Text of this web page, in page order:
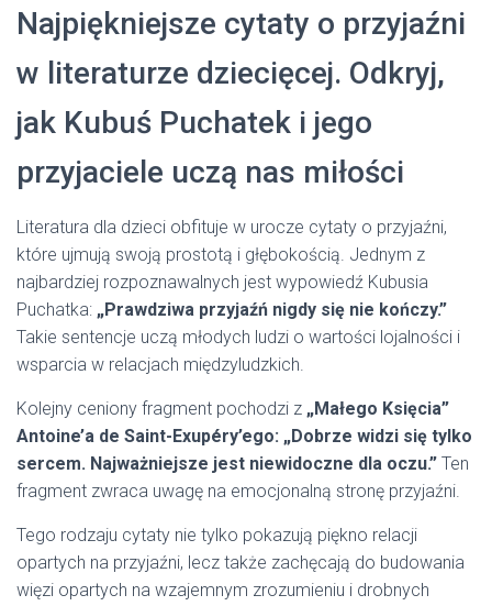
Najpiękniejsze cytaty o przyjaźni
w literaturze dziecięcej. Odkryj,
jak Kubuś Puchatek i jego
przyjaciele uczą nas miłości
Literatura dla dzieci obfituje w urocze cytaty o przyjaźni,
które ujmują swoją prostotą i głębokością. Jednym z
najbardziej rozpoznawalnych jest wypowiedź Kubusia
Puchatka: „Prawdziwa przyjaźń nigdy się nie kończy.”
Takie sentencje uczą młodych ludzi o wartości lojalności i
wsparcia w relacjach międzyludzkich.
Kolejny ceniony fragment pochodzi z „Małego Księcia”
Antoine’a de Saint-Exupéry’ego: „Dobrze widzi się tylko
sercem. Najważniejsze jest niewidoczne dla oczu.” Ten
fragment zwraca uwagę na emocjonalną stronę przyjaźni.
Tego rodzaju cytaty nie tylko pokazują piękno relacji
opartych na przyjaźni, lecz także zachęcają do budowania
więzi opartych na wzajemnym zrozumieniu i drobnych